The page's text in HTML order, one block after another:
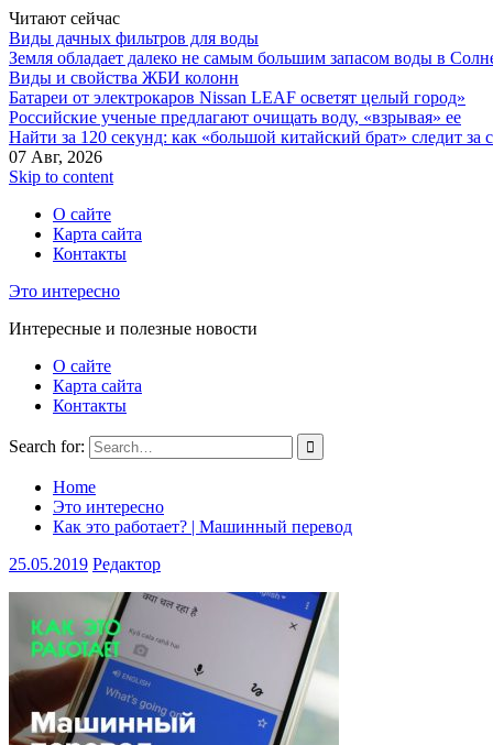
Читают сейчас
Виды дачных фильтров для воды
Земля обладает далеко не самым большим запасом воды в
Виды и свойства ЖБИ колонн
Батареи от электрокаров Nissan LEAF осветят целый город»
Российские ученые предлагают очищать воду, «взрывая» ее
Найти за 120 секунд: как «большой китайский брат» следит за
07 Авг, 2026
Skip to content
О сайте
Карта сайта
Контакты
Это интересно
Интересные и полезные новости
О сайте
Карта сайта
Контакты
Search for:
Home
Это интересно
Как это работает? | Машинный перевод
25.05.2019 Редактор